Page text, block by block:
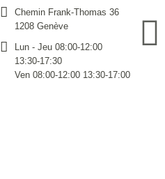
Chemin Frank-Thomas 36
1208 Genève
Lun - Jeu 08:00-12:00
13:30-17:30
Ven 08:00-12:00 13:30-17:00